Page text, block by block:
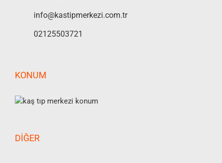
info@kastipmerkezi.com.tr
02125503721
KONUM
DIĞER